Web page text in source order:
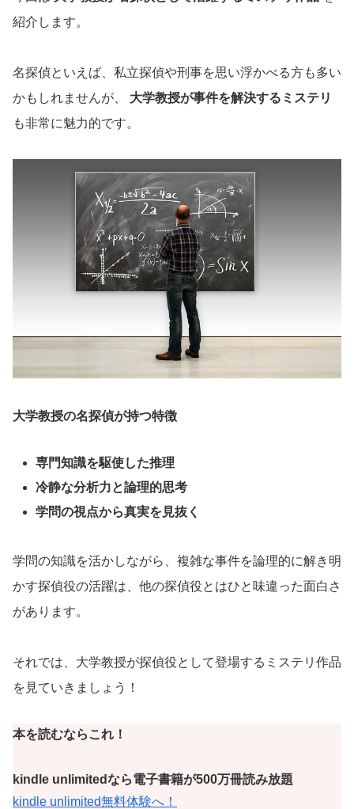
紹介します。
名探偵といえば、私立探偵や刑事を思い浮かべる方も多い
かもしれませんが、 大学教授が事件を解決するミステリ
も非常に魅力的です。
大学教授の名探偵が持つ特徴
専門知識を駆使した推理
冷静な分析力と論理的思考
学問の視点から真実を見抜く
学問の知識を活かしながら、複雑な事件を論理的に解き明
かす探偵役の活躍は、他の探偵役とはひと味違った面白さ
があります。
それでは、大学教授が探偵役として登場するミステリ作品
を見ていきましょう！
本を読むならこれ！
kindle unlimitedなら電子書籍が500万冊読み放題
kindle unlimited無料体験へ！